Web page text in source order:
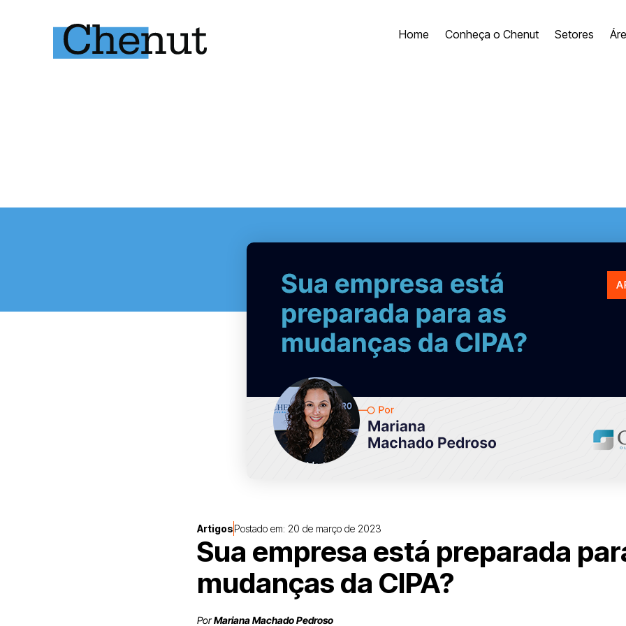
Home Conheça o Chenut Setores
ArtigosPostado em: 20 de março de 2023
Sua empresa está preparada
mudanças da CIPA?
PorMariana Machado Pedroso